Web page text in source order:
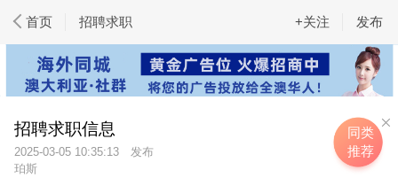
首页 招聘求职 发布
+关注
招聘求职信息
2025-03-05 10:35:13
珀斯
同类
推荐